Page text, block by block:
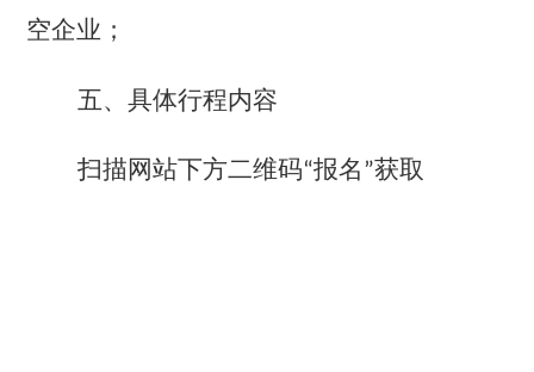
空企业；
五、具体行程内容
扫描网站下方二维码“报名”获取